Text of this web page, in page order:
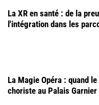
La XR en santé : de la
l'intégration dans les
La Magie Opéra : quand
choriste au Palais Garnier